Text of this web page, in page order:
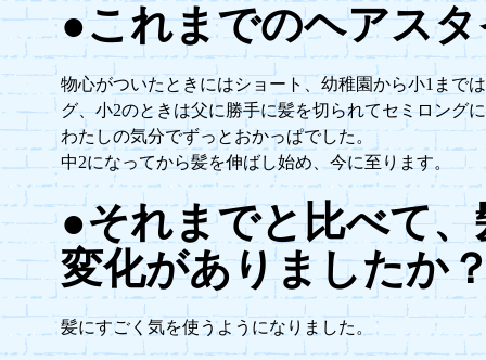
●これまでのヘアス
物心がついたときにはショート、幼稚園から小1まで
グ、小2のときは父に勝手に髪を切られてセミロング
わたしの気分でずっとおかっぱでした。
中2になってから髪を伸ばし始め、今に至ります。
●それまでと比べて
変化がありましたか
髪にすごく気を使うようになりました。